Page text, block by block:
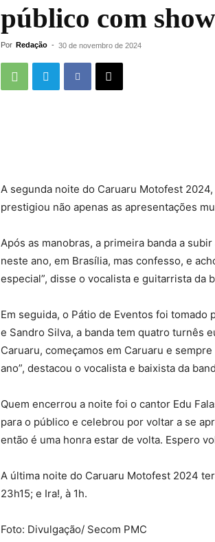
público com
Por Redação - 30 de novembro de 2024
A segunda noite do Caruaru Motofest
prestigiou não apenas as apresentações
Após as manobras, a primeira banda a
neste ano, em Brasília, mas confesso, e
especial”, disse o vocalista e guitarrista da
Em seguida, o Pátio de Eventos foi
e Sandro Silva, a banda tem quatro turnês
Caruaru, começamos em Caruaru e
ano”, destacou o vocalista e baixista da
Quem encerrou a noite foi o cantor Edu
para o público e celebrou por voltar a se
então é uma honra estar de volta. Espero
A última noite do Caruaru Motofest 2024
23h15; e Ira!, à 1h.
Foto: Divulgação/ Secom PMC